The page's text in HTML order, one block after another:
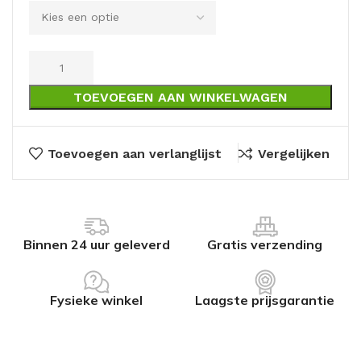
TOEVOEGEN AAN WINKELWAGEN
Toevoegen aan verlanglijst Vergelijken
Binnen 24 uur geleverd Gratis verzending
Fysieke winkel Laagste prijsgarantie